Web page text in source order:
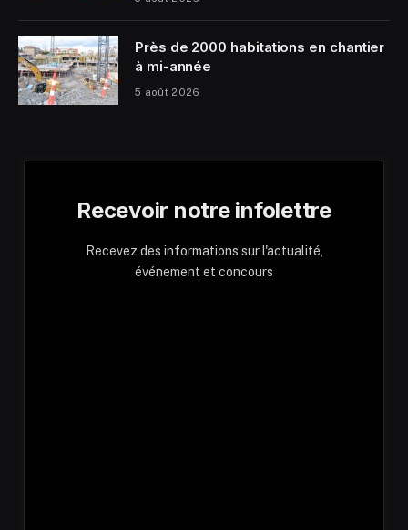
Près de 2000 habitations en chantier
à mi-année
5 août 2026
Recevoir notre infolettre
Recevez des informations sur l'actualité,
événement et concours